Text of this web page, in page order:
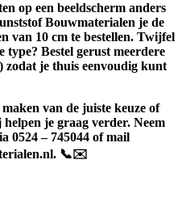
op een beeldscherm anders
Bouwmaterialen je de
van 10 cm te bestellen. Twijfel
Bestel gerust meerdere
) zodat je thuis eenvoudig kunt
van de juiste keuze of
je graag verder. Neem
0524 – 745044 of mail
. 📞✉️